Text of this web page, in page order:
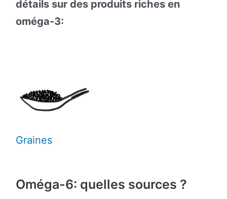
détails sur des produits riches en
oméga-3:
Graines
Oméga-6: quelles sources ?